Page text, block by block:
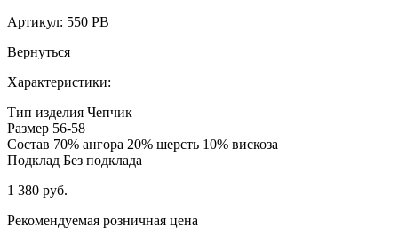
Артикул: 550 PB
Вернуться
Характеристики:
Тип изделия Чепчик
Размер 56-58
Состав 70% ангора 20% шерсть 10% вискоза
Подклад Без подклада
1 380 руб.
Рекомендуемая розничная цена